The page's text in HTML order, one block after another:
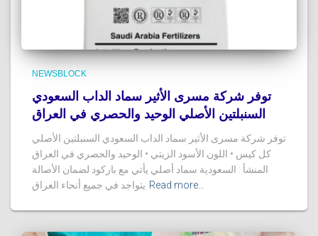
NEWSBLOCK
توفر شركة مسرى الأثير سماد الداب السعودي
السنبلتين الأصلي الوحيد والحصري في العراق
توفر شركة مسرى الأثير سماد الداب السعودي السنبلتين الأصلي
الوحيد والحصري في العراق ‎• اللون الأسود الزيتي • ‎كل كيس
سماد أصلي يأتي مع باركود لضمان الأصالة ‎المنشأ : السعودية
‎يتواجد في جميع أنحاء العراق Read more…